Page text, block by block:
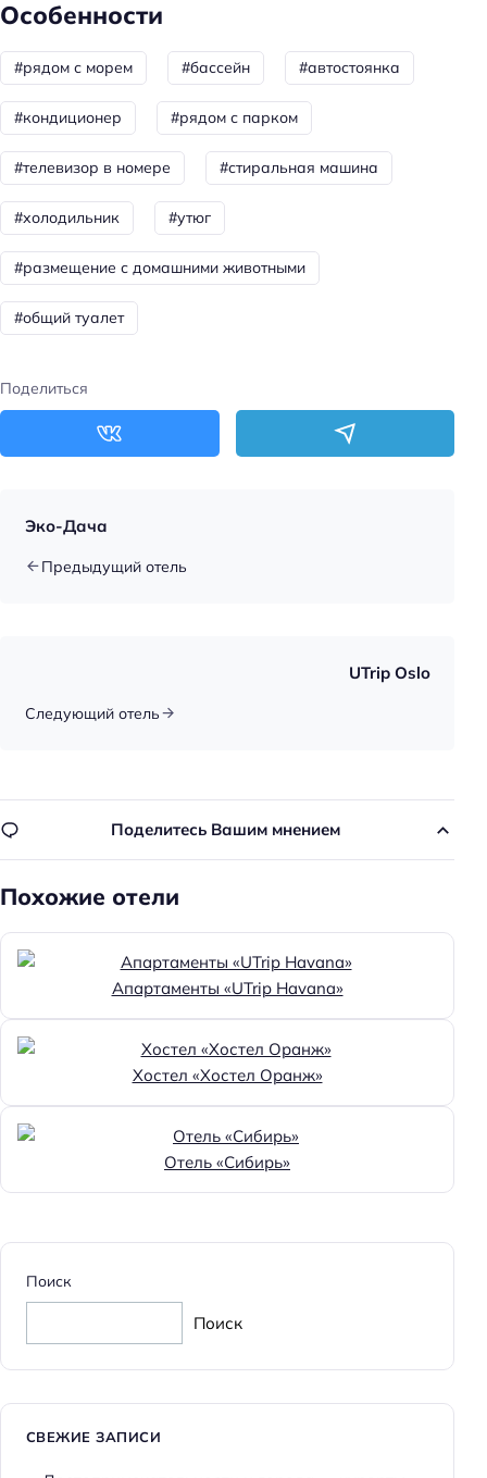
Особенности
Веранда
Главное
Бассейн
Парковка
Кондиционер в номере
Особенности
#рядом с морем #бассейн #автостоянка
#кондиционер #рядом с парком
#телевизор в номере #стиральная машина
#холодильник #утюг
#размещение с домашними животными
#общий туалет
Поделиться
Эко-Дача
Предыдущий отель
UTrip Oslo
Следующий отель
Поделитесь Вашим мнением
Похожие отели
Апартаменты «UTrip Havana»
Хостел «Хостел Оранж»
Отель «Сибирь»
Поиск
Поиск
СВЕЖИЕ ЗАПИСИ